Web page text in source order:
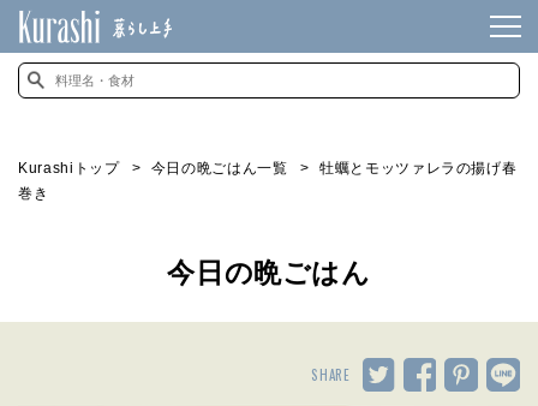
Kurashiトップ 今日の晩ごはん一覧
牡蠣とモッツァレラの揚げ春
巻き
今日の晩ごはん
SHARE